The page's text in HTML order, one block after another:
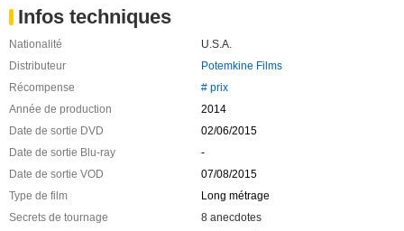
Infos techniques
Nationalité
U.S.A.
Distributeur
Potemkine Films
Récompense
# prix
Année de production
2014
Date de sortie DVD
02/06/2015
Date de sortie Blu-ray
-
Date de sortie VOD
07/08/2015
Type de film
Long métrage
Secrets de tournage
8 anecdotes